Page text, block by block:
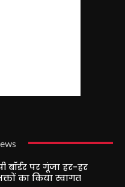
बॉर्डर पर गूंजा हर-हर
का किया स्वागत